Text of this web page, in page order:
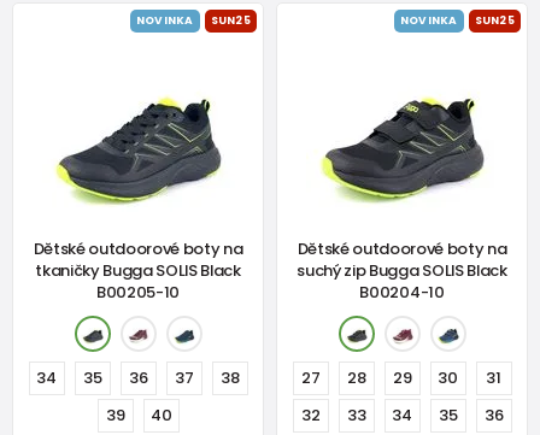
NOVINKA SUN25
Dětské outdoorové boty na
tkaničky Bugga SOLIS Black
B00205-10
34 35 36 37
38
39
40
NOVINKA SUN25
Dětské outdoorové boty na
suchý zip Bugga SOLIS Black
B00204-10
27 28 29 30
31
32
33 34 35
36